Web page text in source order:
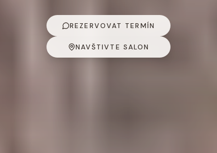
REZERVOVAT TERMÍN
NAVŠTIVTE SALON